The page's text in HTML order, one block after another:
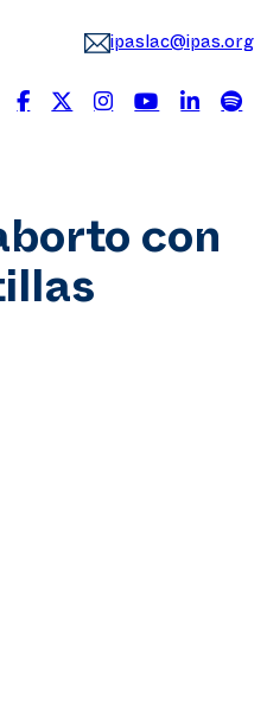
ipaslac@ipas.org
con